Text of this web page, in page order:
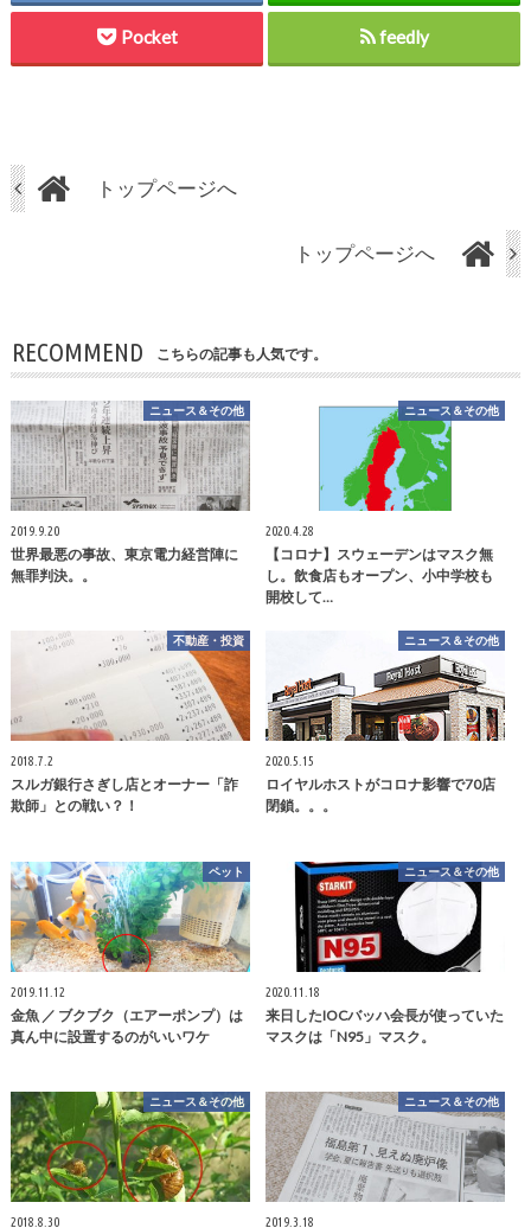
Pocket feedly
トップページへ
トップページへ
RECOMMEND こちらの記事も人気です。
ニュース＆その他
2019.9.20
世界最悪の事故、東京電力経営陣に
無罪判決。。
ニュース＆その他
2020.4.28
【コロナ】スウェーデンはマスク無
し。飲食店もオープン、小中学校も
開校して…
不動産・投資
2018.7.2
スルガ銀行さぎし店とオーナー「詐
欺師」との戦い？！
ニュース＆その他
2020.5.15
ロイヤルホストがコロナ影響で70店
閉鎖。。。
ペット
2019.11.12
金魚 ／ ブクブク（エアーポンプ）は
真ん中に設置するのがいいワケ
ニュース＆その他
2020.11.18
来日したIOCバッハ会長が使っていた
マスクは「N95」マスク。
ニュース＆その他
2018.8.30
ニュース＆その他
2019.3.18